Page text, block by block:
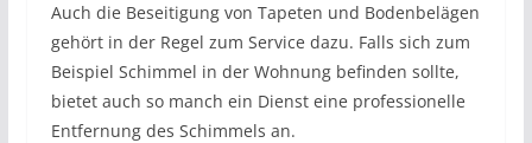
Auch die Beseitigung von Tapeten und Bodenbelägen
gehört in der Regel zum Service dazu. Falls sich zum
Beispiel Schimmel in der Wohnung befinden sollte,
bietet auch so manch ein Dienst eine professionelle
Entfernung des Schimmels an.